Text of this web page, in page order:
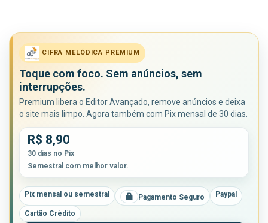
CIFRA MELÓDICA PREMIUM
Toque com foco. Sem anúncios, sem
interrupções.
Premium libera o Editor Avançado, remove anúncios e deixa
o site mais limpo. Agora também com Pix mensal de 30 dias.
R$ 8,90
30 dias no Pix
Semestral com melhor valor.
Pix mensal ou semestral Pagamento Seguro Paypal
Cartão Crédito